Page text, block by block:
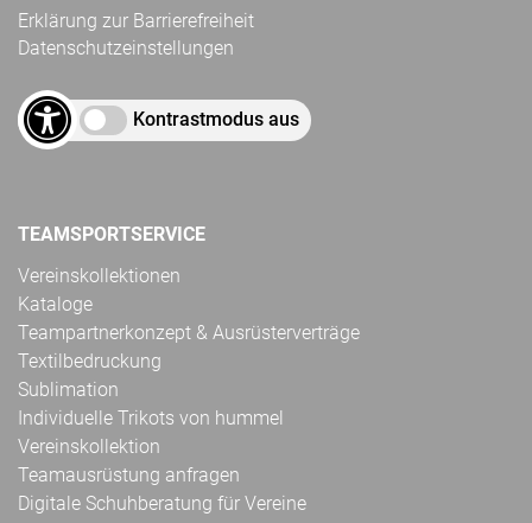
Erklärung zur Barrierefreiheit
Datenschutzeinstellungen
Kontrastmodus aus
TEAMSPORTSERVICE
Vereinskollektionen
Kataloge
Teampartnerkonzept & Ausrüsterverträge
Textilbedruckung
Sublimation
Individuelle Trikots von hummel
Vereinskollektion
Teamausrüstung anfragen
Digitale Schuhberatung für Vereine